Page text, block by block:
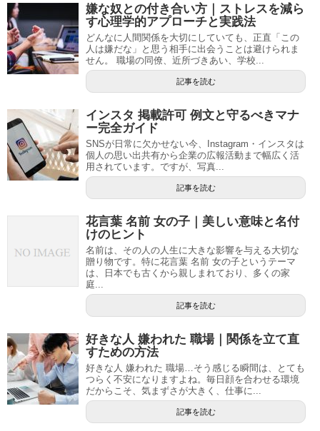
嫌な奴との付き合い方｜ストレスを減ら
す心理学的アプローチと実践法
どんなに人間関係を大切にしていても、正直「この
人は嫌だな」と思う相手に出会うことは避けられま
せん。 職場の同僚、近所づきあい、学校...
記事を読む
インスタ 掲載許可 例文と守るべきマナ
ー完全ガイド
SNSが日常に欠かせない今、Instagram・インスタは
個人の思い出共有から企業の広報活動まで幅広く活
用されています。ですが、写真...
記事を読む
花言葉 名前 女の子｜美しい意味と名付
けのヒント
名前は、その人の人生に大きな影響を与える大切な
贈り物です。特に花言葉 名前 女の子というテーマ
は、日本でも古くから親しまれており、多くの家
庭...
記事を読む
好きな人 嫌われた 職場｜関係を立て直
すための方法
好きな人 嫌われた 職場…そう感じる瞬間は、とても
つらく不安になりますよね。毎日顔を合わせる環境
だからこそ、気まずさが大きく、仕事に...
記事を読む